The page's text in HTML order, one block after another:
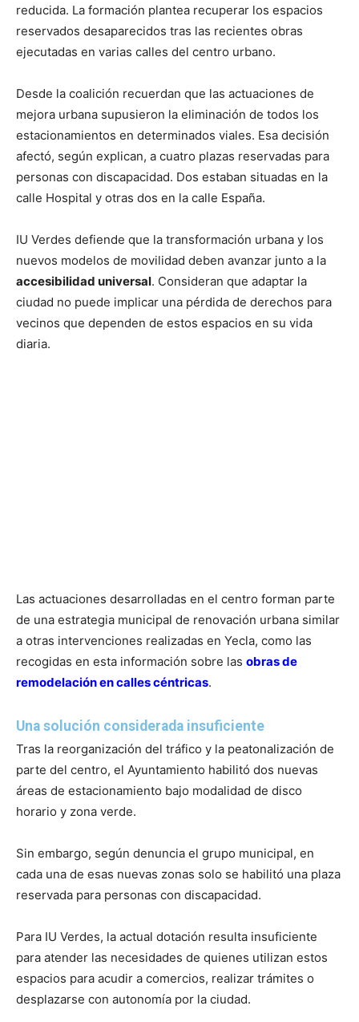
reducida. La formación plantea recuperar los espacios
reservados desaparecidos tras las recientes obras
ejecutadas en varias calles del centro urbano.
Desde la coalición recuerdan que las actuaciones de
mejora urbana supusieron la eliminación de todos los
estacionamientos en determinados viales. Esa decisión
afectó, según explican, a cuatro plazas reservadas para
personas con discapacidad. Dos estaban situadas en la
calle Hospital y otras dos en la calle España.
IU Verdes defiende que la transformación urbana y los
nuevos modelos de movilidad deben avanzar junto a la
accesibilidad universal. Consideran que adaptar la
ciudad no puede implicar una pérdida de derechos para
vecinos que dependen de estos espacios en su vida
diaria.
Las actuaciones desarrolladas en el centro forman parte
de una estrategia municipal de renovación urbana similar
a otras intervenciones realizadas en Yecla, como las
recogidas en esta información sobre las obras de
remodelación en calles céntricas.
Una solución considerada insuficiente
Tras la reorganización del tráfico y la peatonalización de
parte del centro, el Ayuntamiento habilitó dos nuevas
áreas de estacionamiento bajo modalidad de disco
horario y zona verde.
Sin embargo, según denuncia el grupo municipal, en
cada una de esas nuevas zonas solo se habilitó una plaza
reservada para personas con discapacidad.
Para IU Verdes, la actual dotación resulta insuficiente
para atender las necesidades de quienes utilizan estos
espacios para acudir a comercios, realizar trámites o
desplazarse con autonomía por la ciudad.